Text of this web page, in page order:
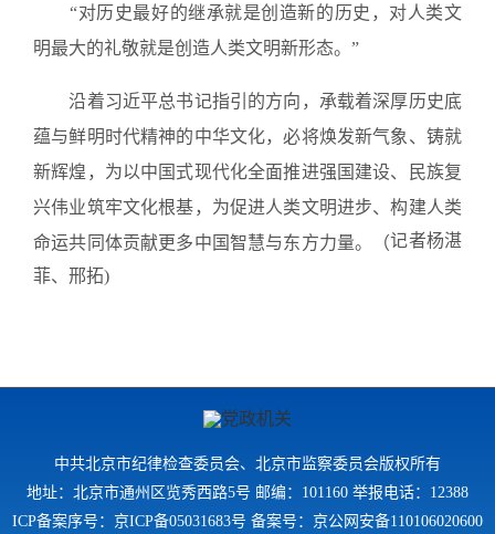
“对历史最好的继承就是创造新的历史，对人类文
明最大的礼敬就是创造人类文明新形态。”
沿着习近平总书记指引的方向，承载着深厚历史底
蕴与鲜明时代精神的中华文化，必将焕发新气象、铸就
新辉煌，为以中国式现代化全面推进强国建设、民族复
兴伟业筑牢文化根基，为促进人类文明进步、构建人类
命运共同体贡献更多中国智慧与东方力量。（记者杨湛
菲、邢拓)
中共北京市纪律检查委员会、北京市监察委员会版权所有
地址：北京市通州区览秀西路5号 邮编：101160 举报电话：12388
ICP备案序号：京ICP备05031683号 备案号：京公网安备110106020600